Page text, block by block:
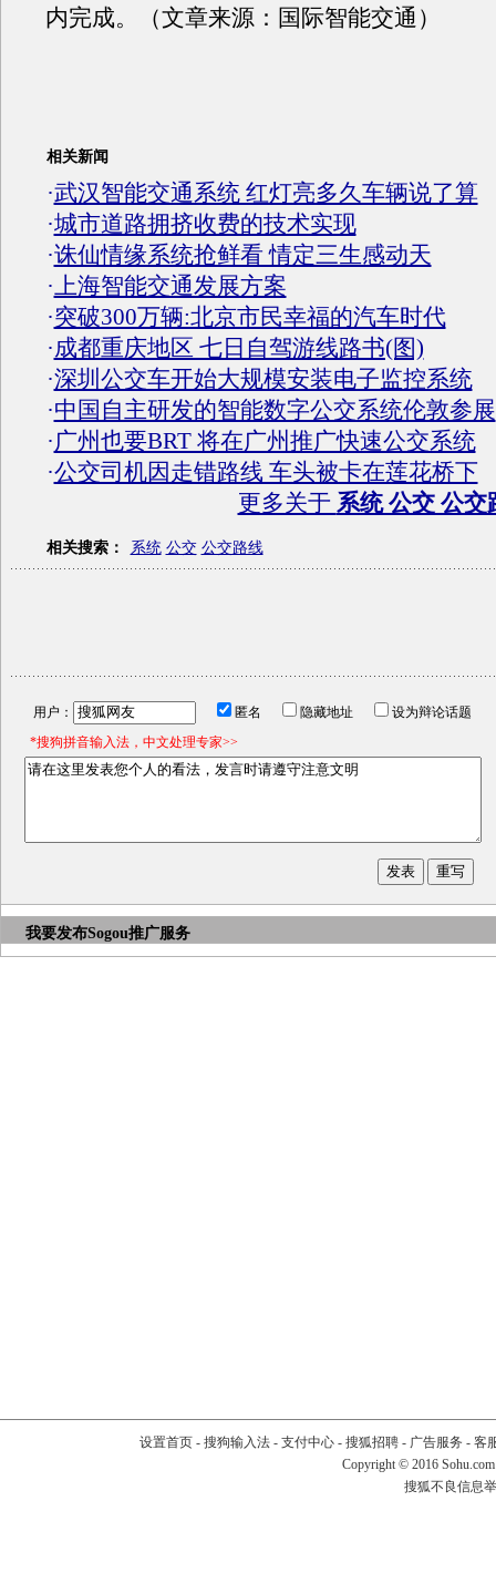
内完成。（文章来源：国际智能交通）
相关新闻
·武汉智能交通系统 红灯亮多久车辆说了算
·城市道路拥挤收费的技术实现
·诛仙情缘系统抢鲜看 情定三生感动天
·上海智能交通发展方案
·突破300万辆:北京市民幸福的汽车时代
·成都重庆地区 七日自驾游线路书(图)
·深圳公交车开始大规模安装电子监控系统
·中国自主研发的智能数字公交系统伦敦参展
·广州也要BRT 将在广州推广快速公交系统
·公交司机因走错路线 车头被卡在莲花桥下
更多关于 系统 公交 公交
相关搜索： 系统 公交 公交路线
用户： 匿名 隐藏地址
设为辩论话题
*搜狗拼音输入法，中文处理专家>>
我要发布Sogou推广服务
设置首页- 搜狗输入法- 支付中心- 搜狐招聘- 广告服务 - 客
Copyright © 2016
搜狐不良信息